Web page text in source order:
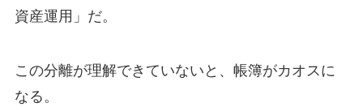
資産運用」だ。
この分離が理解できていないと、帳簿がカオスに
なる。